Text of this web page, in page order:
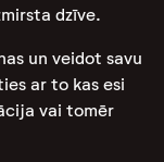
dzīve.
un veidot savu
ar to kas esi
vai tomēr